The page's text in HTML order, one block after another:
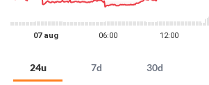
24u 7d 30d